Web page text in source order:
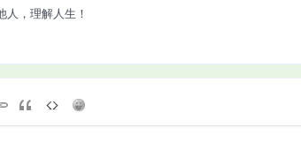
人，理解人生！